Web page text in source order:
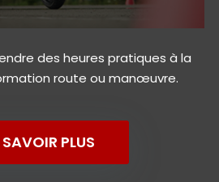
des heures pratiques à la
route ou manœuvre.
SAVOIR PLUS